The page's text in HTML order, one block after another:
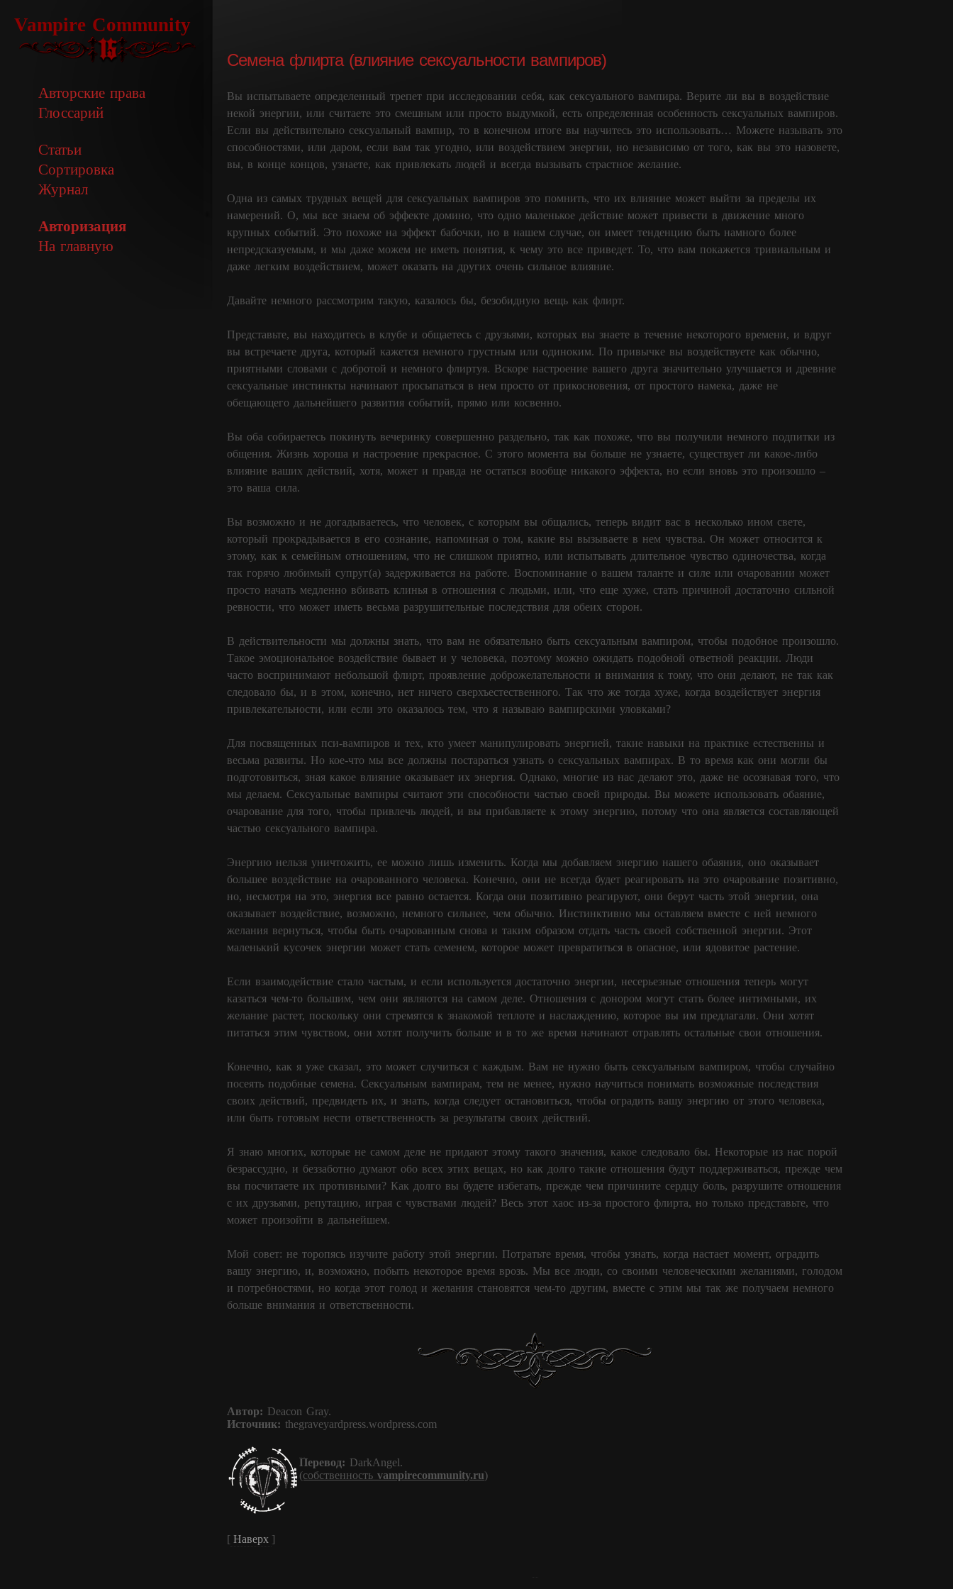
Vampire Community
Авторские права
Глоссарий
Статьи
Сортировка
Журнал
Авторизация
На главную
Семена флирта (влияние сексуальности вампиров)
Вы испытываете определенный трепет при исследовании себя, как сексуального вампира. Верите ли вы в воздействие
некой энергии, или считаете это смешным или просто выдумкой, есть определенная особенность сексуальных вампиров.
Если вы действительно сексуальный вампир, то в конечном итоге вы научитесь это использовать… Можете называть это
способностями, или даром, если вам так угодно, или воздействием энергии, но независимо от того, как вы это назовете,
вы, в конце концов, узнаете, как привлекать людей и всегда вызывать страстное желание.
Одна из самых трудных вещей для сексуальных вампиров это помнить, что их влияние может выйти за пределы их
намерений. О, мы все знаем об эффекте домино, что одно маленькое действие может привести в движение много
крупных событий. Это похоже на эффект бабочки, но в нашем случае, он имеет тенденцию быть намного более
непредсказуемым, и мы даже можем не иметь понятия, к чему это все приведет. То, что вам покажется тривиальным и
даже легким воздействием, может оказать на других очень сильное влияние.
Давайте немного рассмотрим такую, казалось бы, безобидную вещь как флирт.
Представьте, вы находитесь в клубе и общаетесь с друзьями, которых вы знаете в течение некоторого времени, и вдруг
вы встречаете друга, который кажется немного грустным или одиноким. По привычке вы воздействуете как обычно,
приятными словами с добротой и немного флиртуя. Вскоре настроение вашего друга значительно улучшается и древние
сексуальные инстинкты начинают просыпаться в нем просто от прикосновения, от простого намека, даже не
обещающего дальнейшего развития событий, прямо или косвенно.
Вы оба собираетесь покинуть вечеринку совершенно раздельно, так как похоже, что вы получили немного подпитки из
общения. Жизнь хороша и настроение прекрасное. С этого момента вы больше не узнаете, существует ли какое-либо
влияние ваших действий, хотя, может и правда не остаться вообще никакого эффекта, но если вновь это произошло –
это ваша сила.
Вы возможно и не догадываетесь, что человек, с которым вы общались, теперь видит вас в несколько ином свете,
который прокрадывается в его сознание, напоминая о том, какие вы вызываете в нем чувства. Он может относится к
этому, как к семейным отношениям, что не слишком приятно, или испытывать длительное чувство одиночества, когда
так горячо любимый супруг(а) задерживается на работе. Воспоминание о вашем таланте и силе или очаровании может
просто начать медленно вбивать клинья в отношения с людьми, или, что еще хуже, стать причиной достаточно сильной
ревности, что может иметь весьма разрушительные последствия для обеих сторон.
В действительности мы должны знать, что вам не обязательно быть сексуальным вампиром, чтобы подобное произошло.
Такое эмоциональное воздействие бывает и у человека, поэтому можно ожидать подобной ответной реакции. Люди
часто воспринимают небольшой флирт, проявление доброжелательности и внимания к тому, что они делают, не так как
следовало бы, и в этом, конечно, нет ничего сверхъестественного. Так что же тогда хуже, когда воздействует энергия
привлекательности, или если это оказалось тем, что я называю вампирскими уловками?
Для посвященных пси-вампиров и тех, кто умеет манипулировать энергией, такие навыки на практике естественны и
весьма развиты. Но кое-что мы все должны постараться узнать о сексуальных вампирах. В то время как они могли бы
подготовиться, зная какое влияние оказывает их энергия. Однако, многие из нас делают это, даже не осознавая того, что
мы делаем. Сексуальные вампиры считают эти способности частью своей природы. Вы можете использовать обаяние,
очарование для того, чтобы привлечь людей, и вы прибавляете к этому энергию, потому что она является составляющей
частью сексуального вампира.
Энергию нельзя уничтожить, ее можно лишь изменить. Когда мы добавляем энергию нашего обаяния, оно оказывает
большее воздействие на очарованного человека. Конечно, они не всегда будет реагировать на это очарование позитивно,
но, несмотря на это, энергия все равно остается. Когда они позитивно реагируют, они берут часть этой энергии, она
оказывает воздействие, возможно, немного сильнее, чем обычно. Инстинктивно мы оставляем вместе с ней немного
желания вернуться, чтобы быть очарованным снова и таким образом отдать часть своей собственной энергии. Этот
маленький кусочек энергии может стать семенем, которое может превратиться в опасное, или ядовитое растение.
Если взаимодействие стало частым, и если используется достаточно энергии, несерьезные отношения теперь могут
казаться чем-то большим, чем они являются на самом деле. Отношения с донором могут стать более интимными, их
желание растет, поскольку они стремятся к знакомой теплоте и наслаждению, которое вы им предлагали. Они хотят
питаться этим чувством, они хотят получить больше и в то же время начинают отравлять остальные свои отношения.
Конечно, как я уже сказал, это может случиться с каждым. Вам не нужно быть сексуальным вампиром, чтобы случайно
посеять подобные семена. Сексуальным вампирам, тем не менее, нужно научиться понимать возможные последствия
своих действий, предвидеть их, и знать, когда следует остановиться, чтобы оградить вашу энергию от этого человека,
или быть готовым нести ответственность за результаты своих действий.
Я знаю многих, которые не самом деле не придают этому такого значения, какое следовало бы. Некоторые из нас порой
безрассудно, и беззаботно думают обо всех этих вещах, но как долго такие отношения будут поддерживаться, прежде чем
вы посчитаете их противными? Как долго вы будете избегать, прежде чем причините сердцу боль, разрушите отношения
с их друзьями, репутацию, играя с чувствами людей? Весь этот хаос из-за простого флирта, но только представьте, что
может произойти в дальнейшем.
Мой совет: не торопясь изучите работу этой энергии. Потратьте время, чтобы узнать, когда настает момент, оградить
вашу энергию, и, возможно, побыть некоторое время врозь. Мы все люди, со своими человеческими желаниями, голодом
и потребностями, но когда этот голод и желания становятся чем-то другим, вместе с этим мы так же получаем немного
больше внимания и ответственности.
Автор: Deacon Gray.
Источник: thegraveyardpress.wordpress.com
Перевод: DarkAngel.
(собственность vampirecommunity.ru)
[ Наверх ]